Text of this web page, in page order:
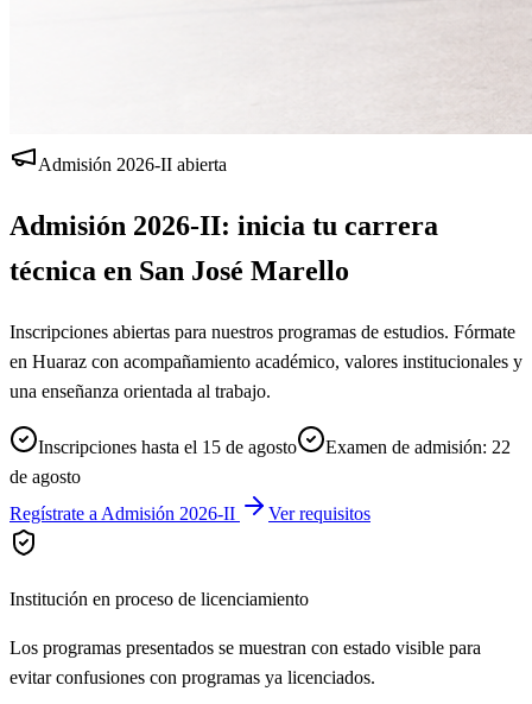
Admisión 2026-II abierta
Admisión 2026-II: inicia tu carrera
técnica en San José Marello
Inscripciones abiertas para nuestros programas de estudios. Fórmate
en Huaraz con acompañamiento académico, valores institucionales y
una enseñanza orientada al trabajo.
Inscripciones hasta el 15 de agosto
Examen de admisión: 22
de agosto
Regístrate a Admisión 2026-II
Ver requisitos
Institución en proceso de licenciamiento
Los programas presentados se muestran con estado visible para
evitar confusiones con programas ya licenciados.